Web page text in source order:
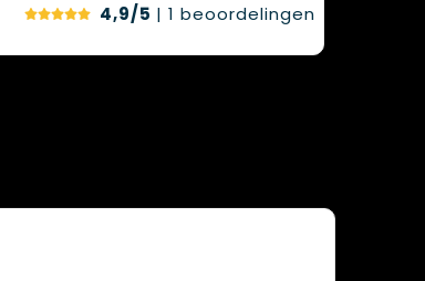
4,9/5 | 1 beoordelingen